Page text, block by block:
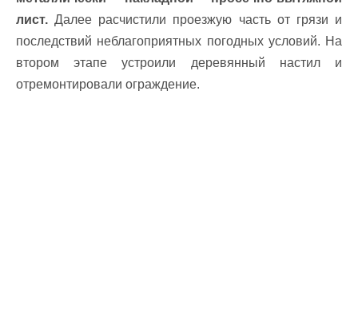
лист.Далее расчистили проезжую часть от грязи и
последствий неблагоприятных погодных условий. На
втором этапе устроили деревянный настил и
отремонтировали ограждение.